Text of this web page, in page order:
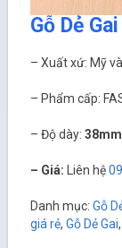
Gỗ Dẻ
– Xuất xứ: Mỹ
– Phẩm cấp:
– Độ dày: 38mm
– Giá: Liên hệ
Danh mục: Gỗ
giá rẻ, Gỗ Dẻ Gai,